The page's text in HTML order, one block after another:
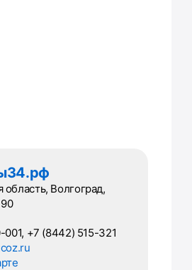
область, Волгоград,
+7 (8442) 515-321